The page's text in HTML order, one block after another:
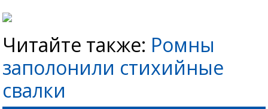
Читайте также: Ромны
заполонили стихийные
свалки